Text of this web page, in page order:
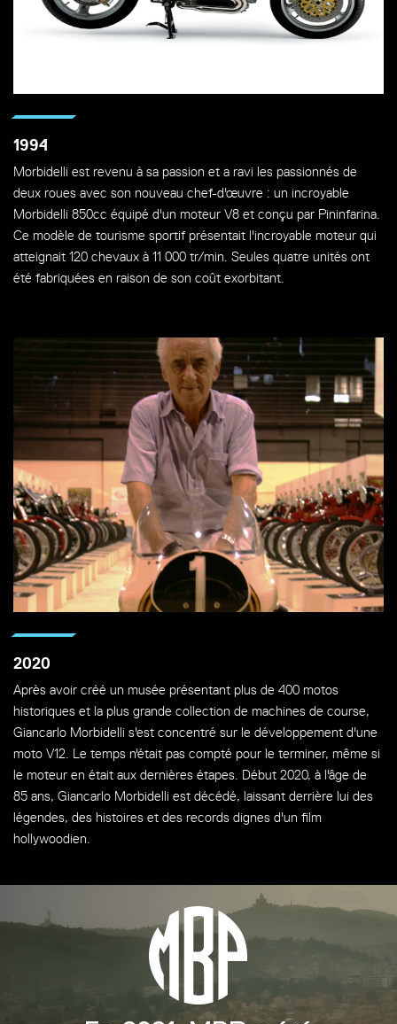
1994
Morbidelli est revenu à sa passion et a ravi les passionnés de
deux roues avec son nouveau chef-d'œuvre : un incroyable
Morbidelli 850cc équipé d'un moteur V8 et conçu par Pininfarina.
Ce modèle de tourisme sportif présentait l'incroyable moteur qui
atteignait 120 chevaux à 11 000 tr/min. Seules quatre unités ont
été fabriquées en raison de son coût exorbitant.
2020
Après avoir créé un musée présentant plus de 400 motos
historiques et la plus grande collection de machines de course,
Giancarlo Morbidelli s'est concentré sur le développement d'une
moto V12. Le temps n'était pas compté pour le terminer, même si
le moteur en était aux dernières étapes. Début 2020, à l'âge de
85 ans, Giancarlo Morbidelli est décédé, laissant derrière lui des
légendes, des histoires et des records dignes d'un film
hollywoodien.